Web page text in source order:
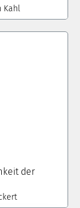
Kahl
der